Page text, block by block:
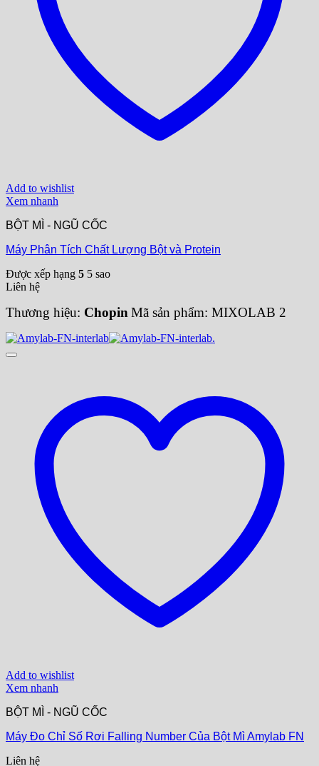
Add to wishlist
Xem nhanh
BỘT MÌ - NGŨ CỐC
Máy Phân Tích Chất Lượng Bột và Protein
Được xếp hạng 5 5 sao
Liên hệ
Thương hiệu: Chopin Mã sản phẩm: MIXOLAB 2
Add to wishlist
Xem nhanh
BỘT MÌ - NGŨ CỐC
Máy Đo Chỉ Số Rơi Falling Number Của Bột Mì Amylab FN
Liên hệ